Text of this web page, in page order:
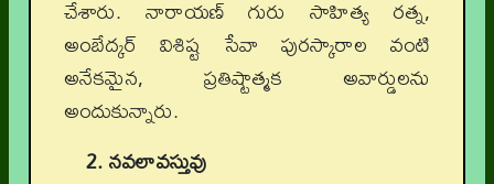
చేశారు. నారాయణ్ గురు సాహిత్య రత్న,
అంబేద్కర్ విశిష్ట సేవా పురస్కారాల వంటి
అనేకమైన, ప్రతిష్టాత్మక అవార్డులను
అందుకున్నారు.
2. నవలావస్తువు